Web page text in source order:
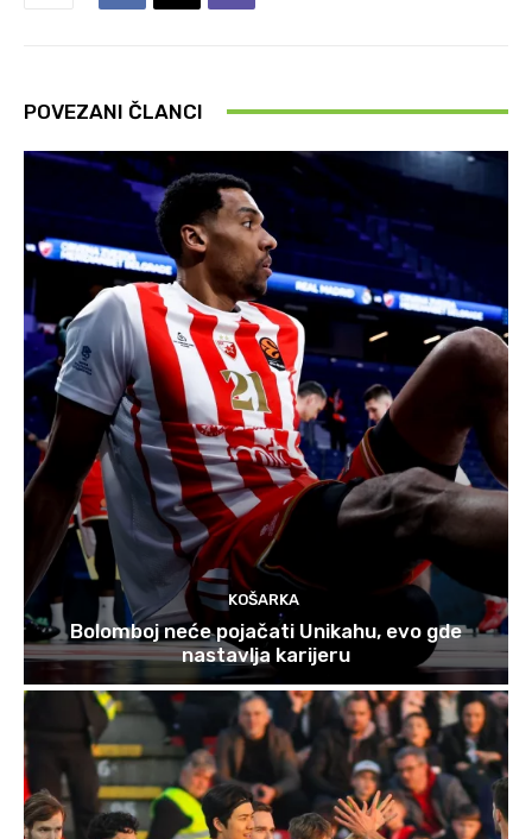
POVEZANI ČLANCI
KOŠARKA
Bolomboj neće pojačati Unikahu, evo gde
nastavlja karijeru